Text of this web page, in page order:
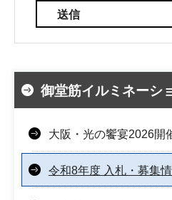
御堂筋イルミネーシ
大阪・光の饗宴2026開
令和8年度 入札・募集